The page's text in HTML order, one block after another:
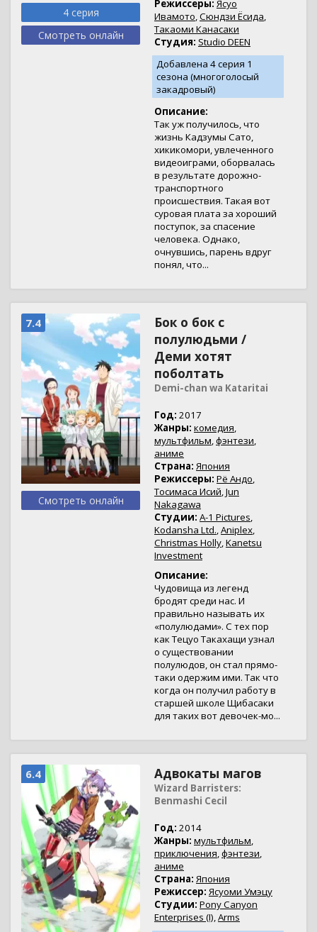
4 серия
Смотреть онлайн
Режиссеры: Ясуо
Ивамото,Сюндзи Ёсида,
Такаоми Канасаки
Студия: Studio DEEN
Добавлена 4 серия 1
сезона (многоголосый
закадровый)
Описание:
Так уж получилось, что
жизнь Кадзумы Сато,
хикикомори, увлеченного
видеоиграми, оборвалась
в результате дорожно-
транспортного
происшествия. Такая вот
суровая плата за хороший
поступок, за спасение
человека. Однако,
очнувшись, парень вдруг
понял, что...
7.4
Смотреть онлайн
Бок о бок с
полулюдьми /
Деми хотят
поболтать
Demi-chan wa Kataritai
Год: 2017
Жанры: комедия,
мультфильм,фэнтези,
аниме
Страна: Япония
Режиссеры: Рё Андо,
Тосимаса Исий,Jun
Nakagawa
Студии: A-1 Pictures,
Kodansha Ltd.,Aniplex,
Christmas Holly,Kanetsu
Investment
Описание:
Чудовища из легенд
бродят среди нас. И
правильно называть их
«полулюдами». С тех пор
как Тецуо Такахащи узнал
о существовании
полулюдов, он стал прямо-
таки одержим ими. Так что
когда он получил работу в
старшей школе Щибасаки
для таких вот девочек-мо...
6.4 Адвокаты магов
Wizard Barristers:
Benmashi Cecil
Год: 2014
Жанры: мультфильм,
приключения,фэнтези,
аниме
Страна: Япония
Режиссер: Ясуоми Умэцу
Студии: Pony Canyon
Enterprises (I),Arms